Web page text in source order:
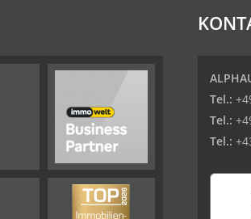
Tel.:
Tel.:
Tel.: